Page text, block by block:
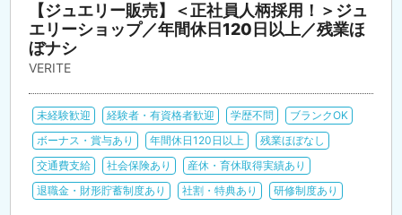
【ジュエリー販売】＜正社員人柄採用！＞ジュ
エリーショップ／年間休日120日以上／残業ほ
ぼナシ
VERITE
未経験歓迎 経験者・有資格者歓迎 学歴不問
ブランクOK
ボーナス・賞与あり
年間休日120日以上
残業ほぼなし
交通費支給
社会保険あり
産休・育休取得実績あり
退職金・財形貯蓄制度あり
社割・特典あり 研修制度あり